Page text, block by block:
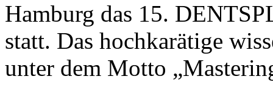
Hamburg das 15.
statt. Das hochkarätige
unter dem Motto